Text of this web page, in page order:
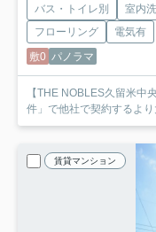
バス・トイレ別 室内
フローリング
電気有
敷0 パノラマ
【THE NOBLES久留米中
件」で他社で契約するよ
賃貸マンション